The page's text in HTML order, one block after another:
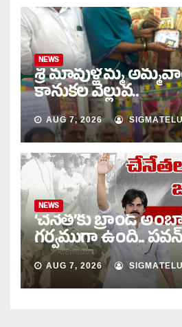
NEWS
శ్రీ మావుళ్లమ్మ అమ్మవారి
కానుకల వెల్లువ..
AUG 7, 2026
NEWS
‘చేనేత’కు బ్రాండ్
గర్వముగా ఉంది.. పవన్
AUG 7, 2026